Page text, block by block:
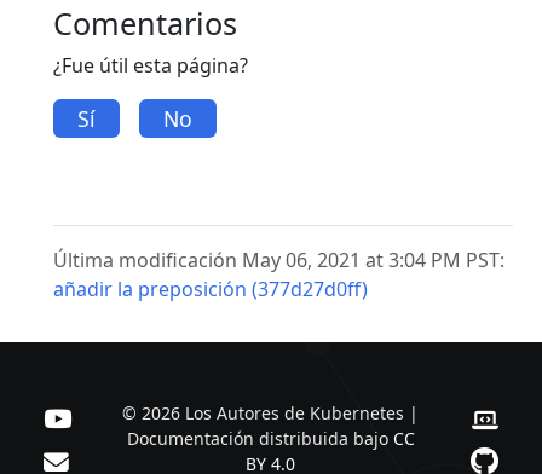
Comentarios
¿Fue útil esta página?
Sí No
Última modificación May 06, 2021 at 3:04 PM PST:
añadir la preposición (377d27d0ff)
© 2026 Los Autores de Kubernetes |
Documentación distribuida bajo CC
BY 4.0